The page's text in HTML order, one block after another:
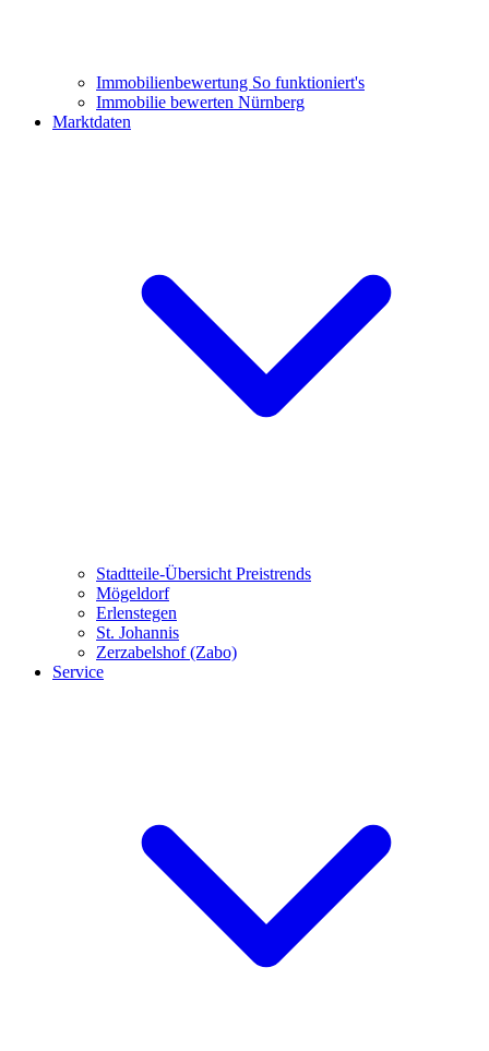
Immobilienbewertung So funktioniert's
Immobilie bewerten Nürnberg
Marktdaten
Stadtteile-Übersicht Preistrends
Mögeldorf
Erlenstegen
St. Johannis
Zerzabelshof (Zabo)
Service